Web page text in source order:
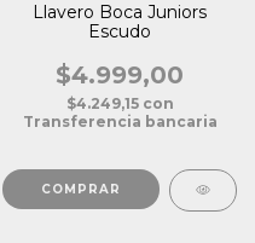
Llavero Boca Juniors
Escudo
$4.999,00
$4.249,15 con
Transferencia bancaria